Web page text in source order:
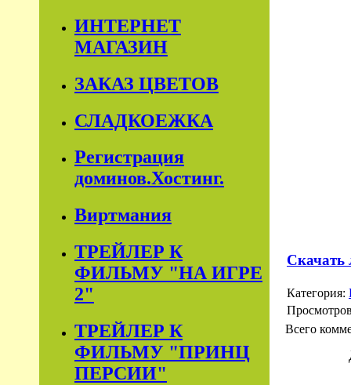
ИНТЕРНЕТ
МАГАЗИН
ЗАКАЗ ЦВЕТОВ
СЛАДКОЕЖКА
Регистрация
доминов.Хостинг.
Виртмания
ТРЕЙЛЕР К
ФИЛЬМУ "НА ИГРЕ
2"
ТРЕЙЛЕР К
ФИЛЬМУ "ПРИНЦ
ПЕРСИИ"
Скачать
Категория:
Всего